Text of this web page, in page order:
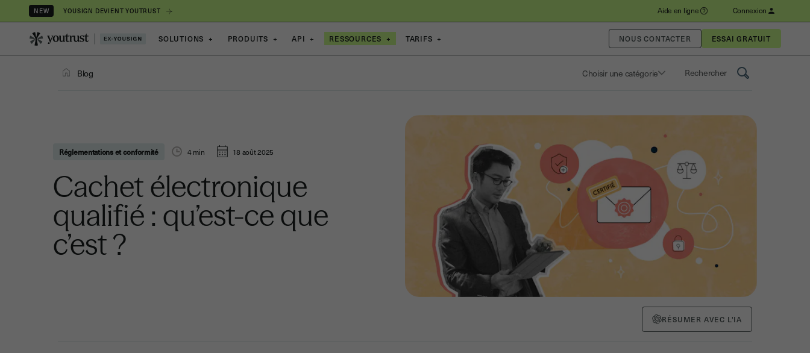
NEW YOUSIGN DEVIENT YOUTRUST Aide en ligne Connexion
SOLUTIONS + PRODUITS + API + RESSOURCES + TARIFS + NOUS CONTACTER
Blog Choisir une catégorie Saisissez un terme pour
Réglementations et conformité 4min 18 août 2025
Cachet électronique
qualifié : qu’est-ce que
c’est ?
RÉSUMER AVEC L'IA